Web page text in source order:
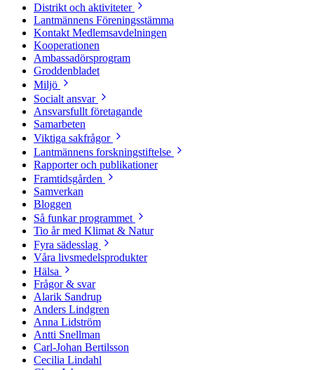
Distrikt och aktiviteter
Lantmännens Föreningsstämma
Kontakt Medlemsavdelningen
Kooperationen
Ambassadörsprogram
Groddenbladet
Miljö
Socialt ansvar
Ansvarsfullt företagande
Samarbeten
Viktiga sakfrågor
Lantmännens forskningstiftelse
Rapporter och publikationer
Framtidsgården
Samverkan
Bloggen
Så funkar programmet
Tio år med Klimat & Natur
Fyra sädesslag
Våra livsmedelsprodukter
Hälsa
Frågor & svar
Alarik Sandrup
Anders Lindgren
Anna Lidström
Antti Snellman
Carl-Johan Bertilsson
Cecilia Lindahl